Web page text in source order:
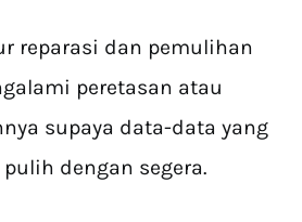
reparasi dan pemulihan
peretasan atau
supaya data-data yang
dengan segera.